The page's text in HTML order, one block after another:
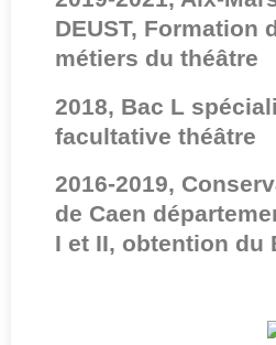
DEUST, Formation
métiers du théâtre
2018, Bac L
facultative théâtre
2016-2019,
de Caen
I et II, obtention du